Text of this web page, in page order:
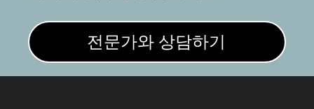
전문가와 상담하기